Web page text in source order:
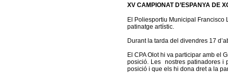
XV CAMPIONAT D’ESPANYA DE
El Poliesportiu Municipal Francisco
patinatge artístic.
Durant la tarda del divendres 17
El CPA Olot hi va participar amb el
posició. Les nostres patinadores i
posició i que els hi dona dret a la